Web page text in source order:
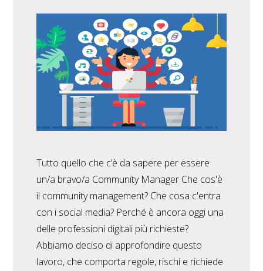
Tutto quello che c’è da sapere per essere
un/a bravo/a Community Manager Che cos'è
il community management? Che cosa c'entra
con i social media? Perché è ancora oggi una
delle professioni digitali più richieste?
Abbiamo deciso di approfondire questo
lavoro, che comporta regole, rischi e richiede